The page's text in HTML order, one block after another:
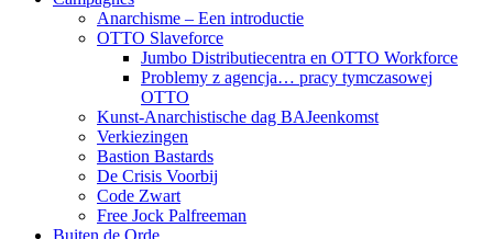
Anarchisme – Een introductie
OTTO Slaveforce
Jumbo Distributiecentra en OTTO Workforce
Problemy z agencja… pracy tymczasowej
OTTO
Kunst-Anarchistische dag BAJeenkomst
Verkiezingen
Bastion Bastards
De Crisis Voorbij
Code Zwart
Free Jock Palfreeman
Buiten de Orde